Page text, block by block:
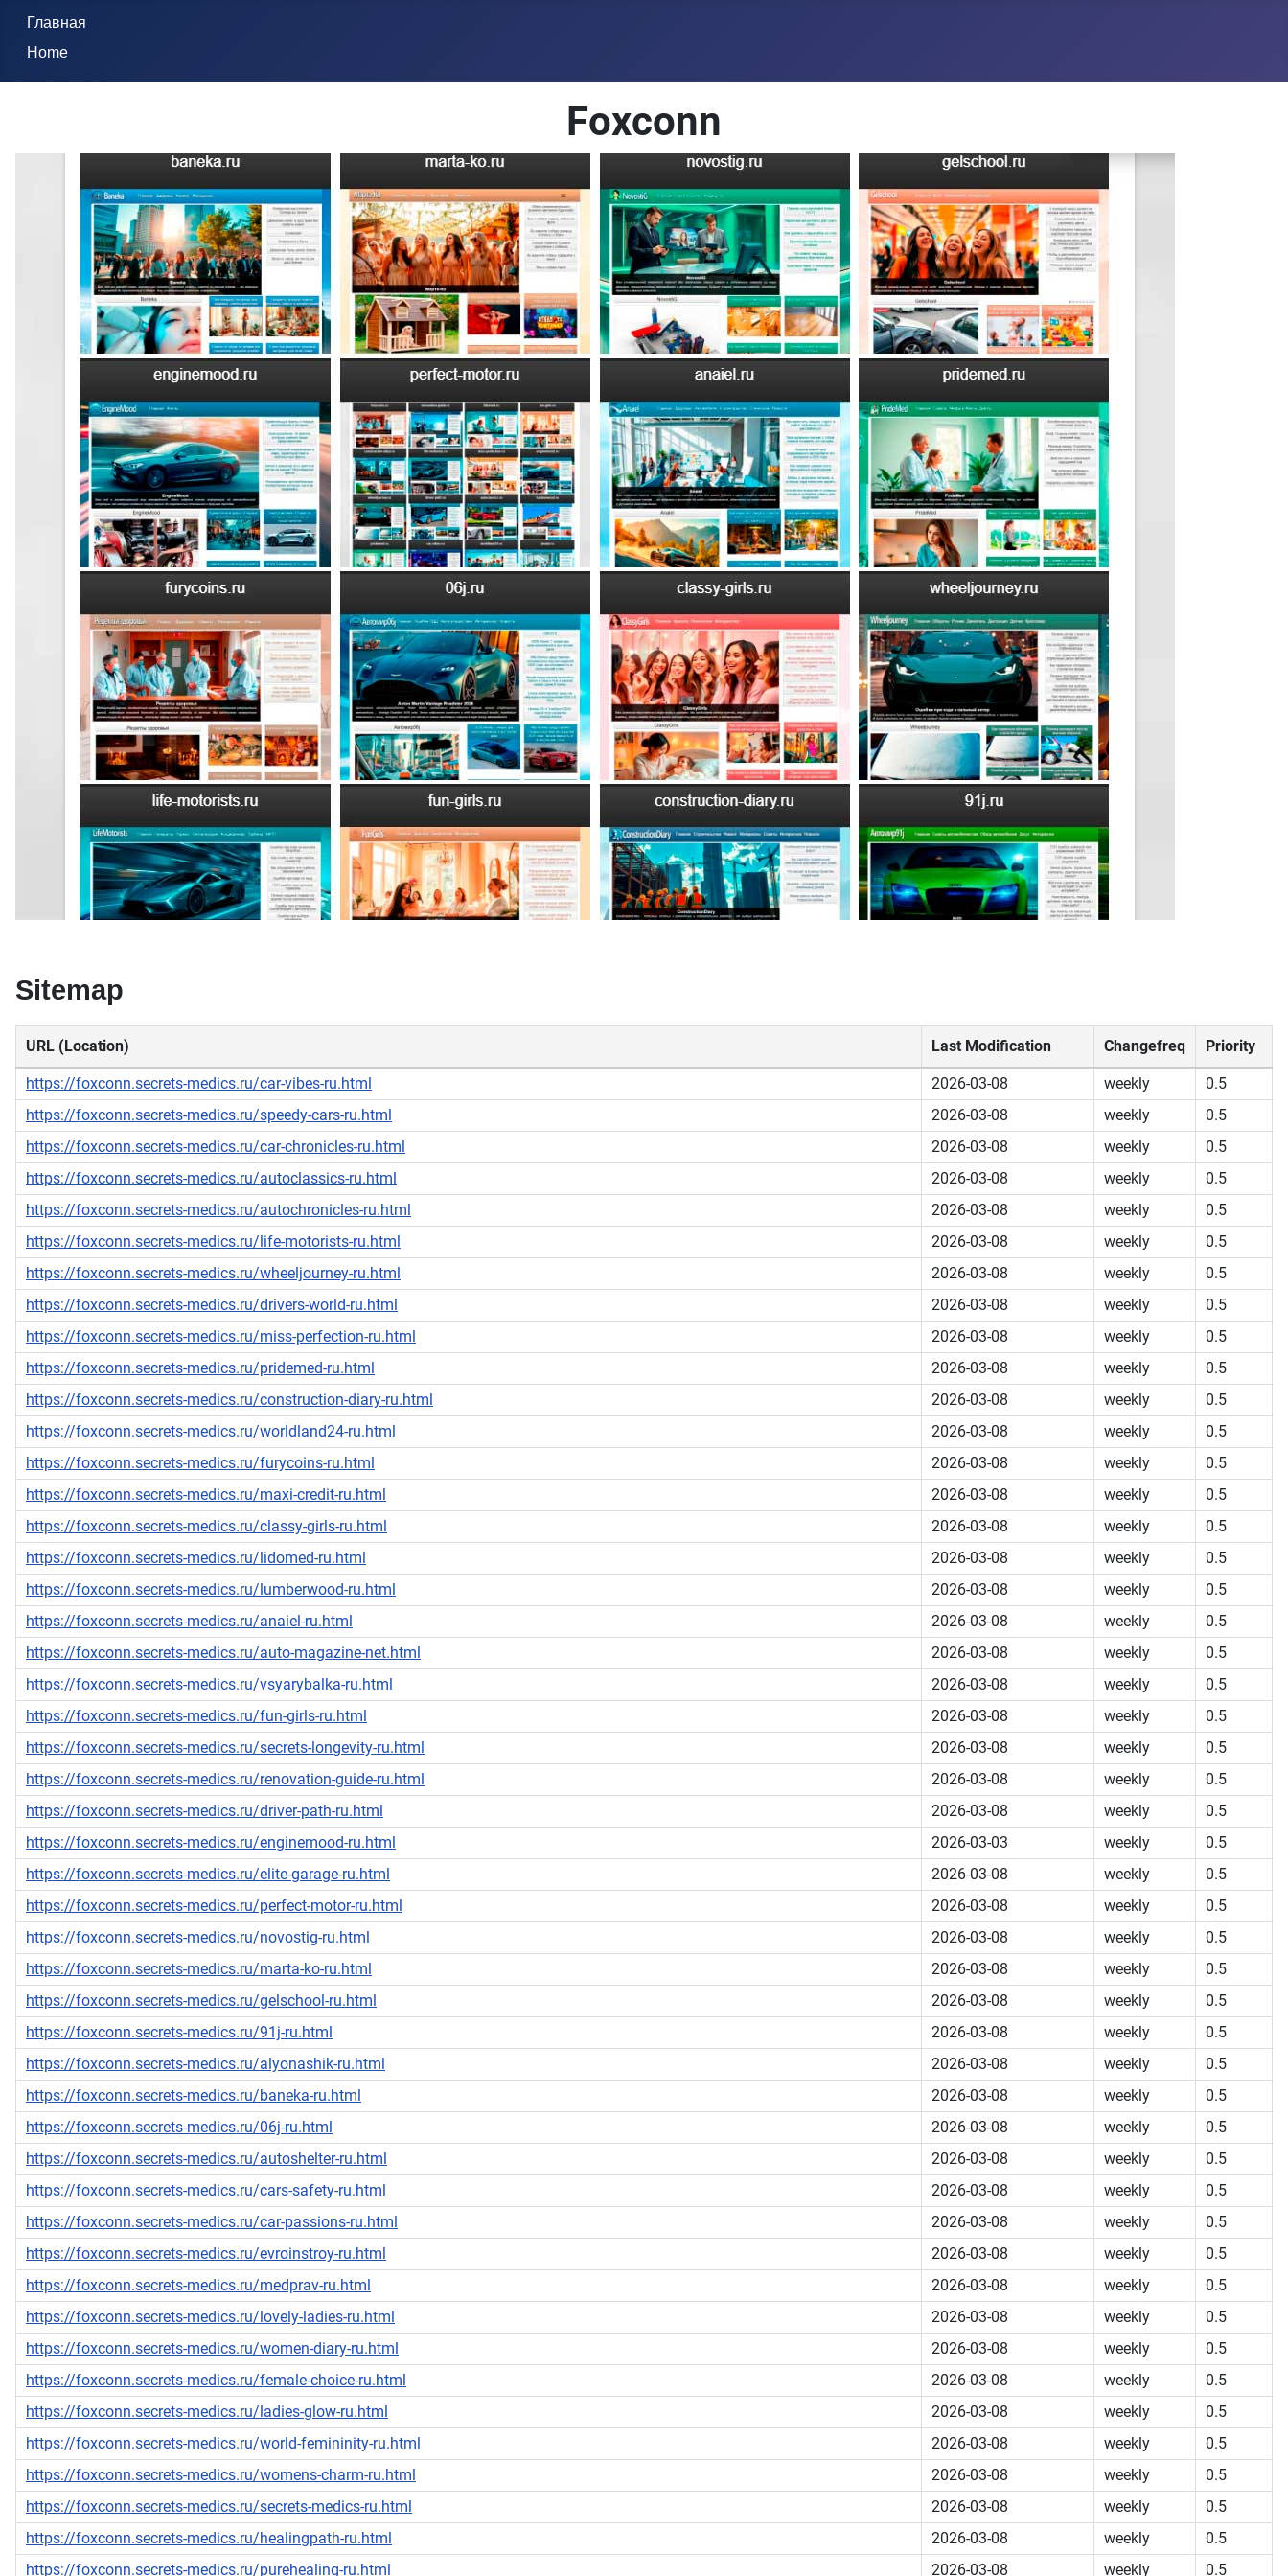
Главная
Home
Foxconn
Sitemap
URL (Location) Last Modification Changefreq Priority
https://foxconn.secrets-medics.ru/car-vibes-ru.html 2026-03-08 weekly
0.5
https://foxconn.secrets-medics.ru/speedy-cars-ru.html
2026-03-08 weekly
0.5
https://foxconn.secrets-medics.ru/car-chronicles-ru.html
2026-03-08 weekly
0.5
https://foxconn.secrets-medics.ru/autoclassics-ru.html
2026-03-08 weekly
0.5
https://foxconn.secrets-medics.ru/autochronicles-ru.html
2026-03-08 weekly
0.5
https://foxconn.secrets-medics.ru/life-motorists-ru.html
2026-03-08 weekly
0.5
https://foxconn.secrets-medics.ru/wheeljourney-ru.html
2026-03-08 weekly
0.5
https://foxconn.secrets-medics.ru/drivers-world-ru.html
2026-03-08 weekly
0.5
https://foxconn.secrets-medics.ru/miss-perfection-ru.html
2026-03-08 weekly
0.5
https://foxconn.secrets-medics.ru/pridemed-ru.html
2026-03-08 weekly
0.5
https://foxconn.secrets-medics.ru/construction-diary-ru.html
2026-03-08 weekly
0.5
https://foxconn.secrets-medics.ru/worldland24-ru.html
2026-03-08 weekly
0.5
https://foxconn.secrets-medics.ru/furycoins-ru.html
2026-03-08 weekly
0.5
https://foxconn.secrets-medics.ru/maxi-credit-ru.html
2026-03-08 weekly
0.5
https://foxconn.secrets-medics.ru/classy-girls-ru.html
2026-03-08 weekly
0.5
https://foxconn.secrets-medics.ru/lidomed-ru.html
2026-03-08 weekly
0.5
https://foxconn.secrets-medics.ru/lumberwood-ru.html
2026-03-08 weekly
0.5
https://foxconn.secrets-medics.ru/anaiel-ru.html
2026-03-08 weekly
0.5
https://foxconn.secrets-medics.ru/auto-magazine-net.html
2026-03-08 weekly
0.5
https://foxconn.secrets-medics.ru/vsyarybalka-ru.html
2026-03-08 weekly
0.5
https://foxconn.secrets-medics.ru/fun-girls-ru.html
2026-03-08 weekly
0.5
https://foxconn.secrets-medics.ru/secrets-longevity-ru.html
2026-03-08 weekly
0.5
https://foxconn.secrets-medics.ru/renovation-guide-ru.html
2026-03-08 weekly
0.5
https://foxconn.secrets-medics.ru/driver-path-ru.html
2026-03-08 weekly
0.5
https://foxconn.secrets-medics.ru/enginemood-ru.html
2026-03-03 weekly
0.5
https://foxconn.secrets-medics.ru/elite-garage-ru.html
2026-03-08 weekly
0.5
https://foxconn.secrets-medics.ru/perfect-motor-ru.html
2026-03-08 weekly
0.5
https://foxconn.secrets-medics.ru/novostig-ru.html
2026-03-08 weekly
0.5
https://foxconn.secrets-medics.ru/marta-ko-ru.html
2026-03-08 weekly
0.5
https://foxconn.secrets-medics.ru/gelschool-ru.html
2026-03-08 weekly
0.5
https://foxconn.secrets-medics.ru/91j-ru.html
2026-03-08 weekly
0.5
https://foxconn.secrets-medics.ru/alyonashik-ru.html
2026-03-08 weekly
0.5
https://foxconn.secrets-medics.ru/baneka-ru.html
2026-03-08 weekly
0.5
https://foxconn.secrets-medics.ru/06j-ru.html
2026-03-08 weekly
0.5
https://foxconn.secrets-medics.ru/autoshelter-ru.html
2026-03-08 weekly
0.5
https://foxconn.secrets-medics.ru/cars-safety-ru.html
2026-03-08 weekly
0.5
https://foxconn.secrets-medics.ru/car-passions-ru.html
2026-03-08 weekly
0.5
https://foxconn.secrets-medics.ru/evroinstroy-ru.html
2026-03-08 weekly
0.5
https://foxconn.secrets-medics.ru/medprav-ru.html
2026-03-08 weekly
0.5
https://foxconn.secrets-medics.ru/lovely-ladies-ru.html
2026-03-08 weekly
0.5
https://foxconn.secrets-medics.ru/women-diary-ru.html
2026-03-08 weekly
0.5
https://foxconn.secrets-medics.ru/female-choice-ru.html
2026-03-08 weekly
0.5
https://foxconn.secrets-medics.ru/ladies-glow-ru.html
2026-03-08 weekly
0.5
https://foxconn.secrets-medics.ru/world-femininity-ru.html
2026-03-08 weekly
0.5
https://foxconn.secrets-medics.ru/womens-charm-ru.html
2026-03-08 weekly
0.5
https://foxconn.secrets-medics.ru/secrets-medics-ru.html
2026-03-08 weekly
0.5
https://foxconn.secrets-medics.ru/healingpath-ru.html
2026-03-08 weekly
0.5
https://foxconn.secrets-medics.ru/purehealing-ru.html
2026-03-08 weekly
0.5